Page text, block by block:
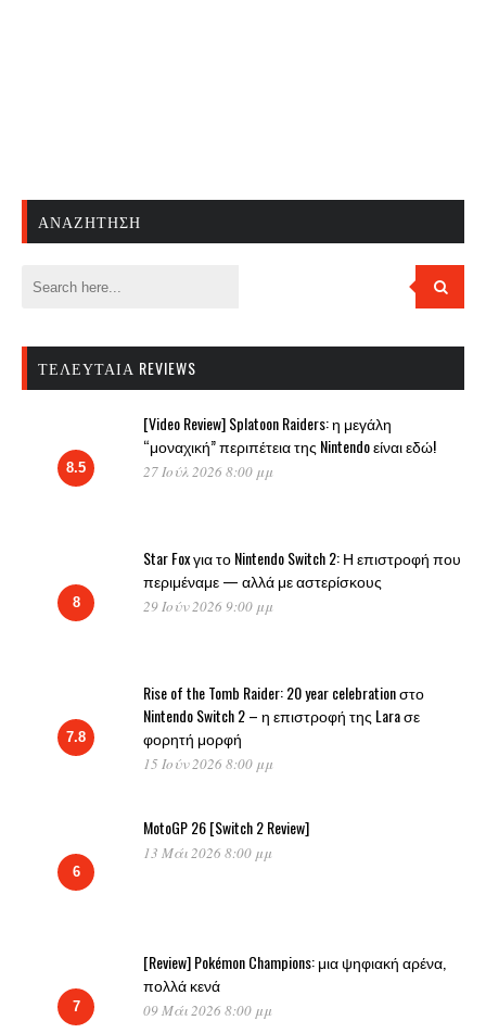
ΑΝΑΖΉΤΗΣΗ
ΤΕΛΕΥΤΑΊΑ REVIEWS
8.5
[Video Review] Splatoon Raiders: η μεγάλη
“μοναχική” περιπέτεια της Nintendo είναι εδώ!
27 Ιούλ 2026 8:00 μμ
8
Star Fox για το Nintendo Switch 2: Η επιστροφή που
περιμέναμε — αλλά με αστερίσκους
29 Ιούν 2026 9:00 μμ
7.8
Rise of the Tomb Raider: 20 year celebration στο
Nintendo Switch 2 – η επιστροφή της Lara σε
φορητή μορφή
15 Ιούν 2026 8:00 μμ
6
MotoGP 26 [Switch 2 Review]
13 Μάι 2026 8:00 μμ
7
[Review] Pokémon Champions: μια ψηφιακή αρένα,
πολλά κενά
09 Μάι 2026 8:00 μμ